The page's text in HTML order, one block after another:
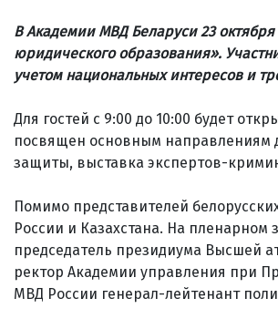
В Академии МВД Беларуси 23
юридического образования».
учетом национальных интересов и
Для гостей с 9:00 до 10:00 будет
посвящен основным направлениям
защиты, выставка экспертов-
Помимо представителей
России и Казахстана. На
председатель президиума Высшей
ректор Академии управления при
МВД России генерал-лейтенант